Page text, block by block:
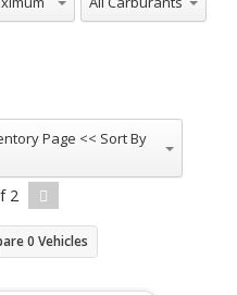
Page << Sort By
2
0 Vehicles